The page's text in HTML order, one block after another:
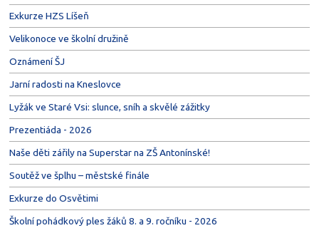
Exkurze HZS Líšeň
Velikonoce ve školní družině
Oznámení ŠJ
Jarní radosti na Kneslovce
Lyžák ve Staré Vsi: slunce, sníh a skvělé zážitky
Prezentiáda - 2026
Naše děti zářily na Superstar na ZŠ Antonínské!
Soutěž ve šplhu – městské finále
Exkurze do Osvětimi
Školní pohádkový ples žáků 8. a 9. ročníku - 2026